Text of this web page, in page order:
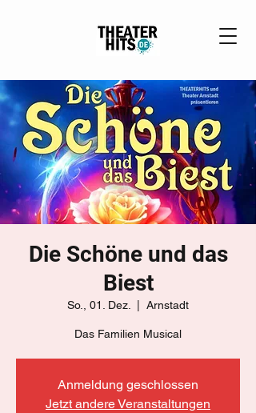
Die Schöne und das
Biest
So., 01. Dez. Arnstadt
Das Familien Musical
Anmeldung geschlossen
Jetzt andere Veranstaltungen